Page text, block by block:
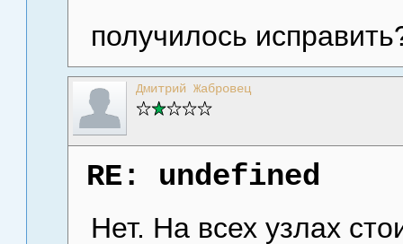
получилось
Дмитрий Жабровец
RE: undefined
Нет. На всех узлах